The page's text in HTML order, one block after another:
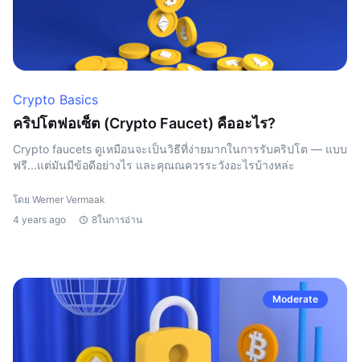
Crypto Basics
คริปโตฟอเซ็ต (Crypto Faucet) คืออะไร?
Crypto faucets ดูเหมือนจะเป็นวิธีที่ง่ายมากในการรับคริปโต — แบบ
ฟรี...แต่มันมีข้อดีอย่างไร และคุณณควรระวังอะไรบ้างหล่ะ
โดย Werner Vermaak
4 years ago
8ในการอ่าน
Moderate